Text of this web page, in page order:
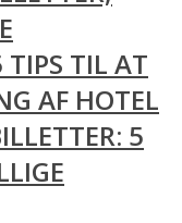
TIL AT
AF HOTEL
5